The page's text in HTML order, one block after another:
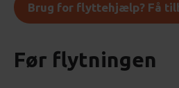
Brug for flyttehjælp? Få
Før flytningen